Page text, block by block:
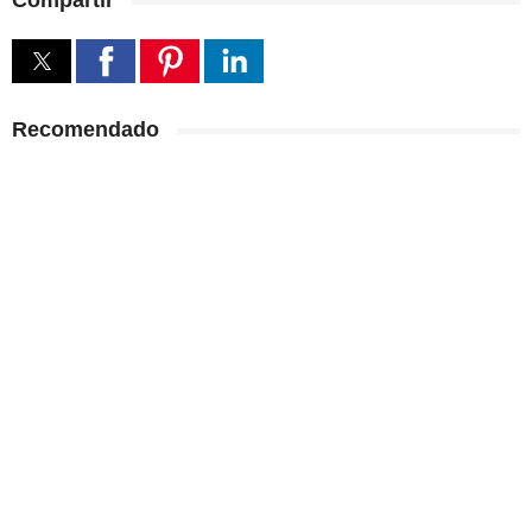
Recomendado